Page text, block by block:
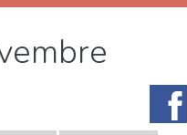
Où séjourner